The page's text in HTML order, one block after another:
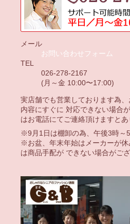
メール
お問い合わせフォーム
TEL
026-278-2167
(月～金 10:00〜17:00)
実店舗でも営業しております為
内容にすぐに 対応できない場合
はお電話にてご連絡頂けますとあ
※9月1日は棚卸の為、午後3時～5
※お盆、年末年始はメーカーが
は商品手配が できない場合がござ